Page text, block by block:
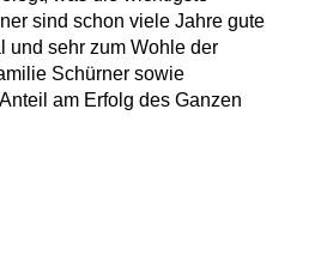
sind schon viele Jahre gute
und sehr zum Wohle der
Schürner sowie
am Erfolg des Ganzen